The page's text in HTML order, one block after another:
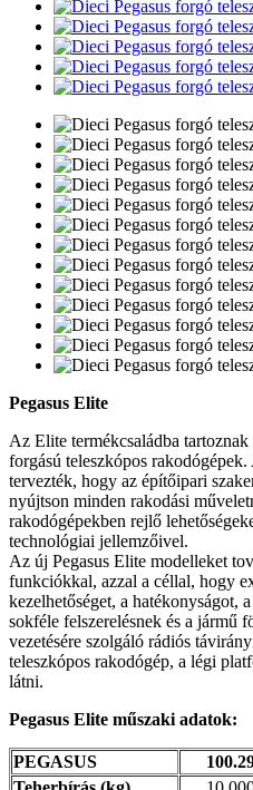
Pegasus Elite
Az Elite termékcsaládba
forgású teleszkópos
tervezték, hogy az építőipari
nyújtson minden rakodási
rakodógépekben rejlő
technológiai jellemzőivel.
Az új Pegasus Elite modelleket
funkciókkal, azzal a céllal, hogy
kezelhetőséget, a hatékonyságot,
sokféle felszerelésnek és a jármű
vezetésére szolgáló rádiós
teleszkópos rakodógép, a légi
látni.
Pegasus Elite műszaki adatok:
PEGASUS